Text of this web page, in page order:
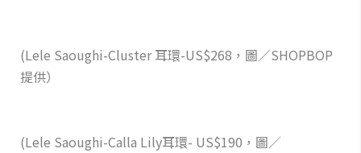
(Lele Saoughi-Cluster 耳環-US$268，圖／SHOPBOP
提供）
(Lele Saoughi-Calla Lily耳環- US$190，圖／